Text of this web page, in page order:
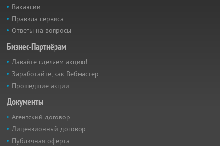
Вакансии
Правила сервиса
Ответы на вопросы
Бизнес-Партнёрам
Давайте сделаем акцию!
Заработайте, как Вебмастер
Прошедшие акции
Документы
Агентский договор
Лицензионный договор
Публичная оферта